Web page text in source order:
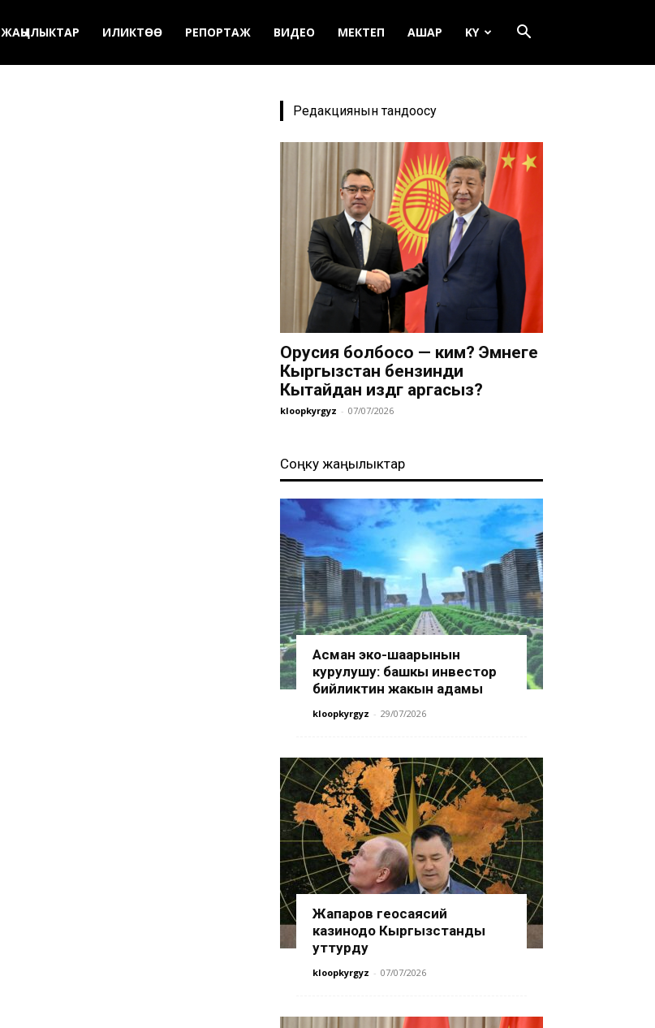
ЖАҢЫЛЫКТАР ИЛИКТӨӨ РЕПОРТАЖ ВИДЕО МЕКТЕП АШАР KY
Редакциянын тандоосу
Орусия болбосо — ким? Эмнеге
Кыргызстан бензинди
Кытайдан издөөгө аргасыз?
kloopkyrgyz - 07/07/2026
Соңку жаңылыктар
Асман эко-шаарынын
курулушу: башкы инвестор
бийликтин жакын адамы
kloopkyrgyz - 29/07/2026
Жапаров геосаясий
казинодо Кыргызстанды
уттурду
kloopkyrgyz - 07/07/2026